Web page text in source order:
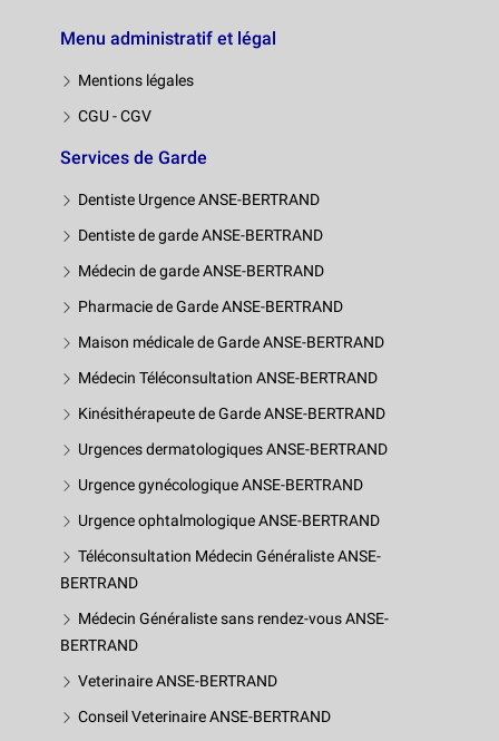
Menu administratif et légal
Mentions légales
CGU - CGV
Services de Garde
Dentiste Urgence ANSE-BERTRAND
Dentiste de garde ANSE-BERTRAND
Médecin de garde ANSE-BERTRAND
Pharmacie de Garde ANSE-BERTRAND
Maison médicale de Garde ANSE-BERTRAND
Médecin Téléconsultation ANSE-BERTRAND
Kinésithérapeute de Garde ANSE-BERTRAND
Urgences dermatologiques ANSE-BERTRAND
Urgence gynécologique ANSE-BERTRAND
Urgence ophtalmologique ANSE-BERTRAND
Téléconsultation Médecin Généraliste ANSE-
BERTRAND
Médecin Généraliste sans rendez-vous ANSE-
BERTRAND
Veterinaire ANSE-BERTRAND
Conseil Veterinaire ANSE-BERTRAND